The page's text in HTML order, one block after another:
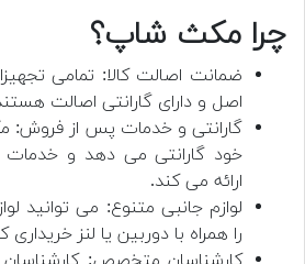
چرا مکث شاپ؟
ضمانت اصالت کالا: تمامی
اصل و دارای گارانتی اصالت
گارانتی و خدمات پس از
خود گارانتی می دهد و
ارائه می کند.
لوازم جانبی متنوع: می توانید
را همراه با دوربین یا لنز خریداری